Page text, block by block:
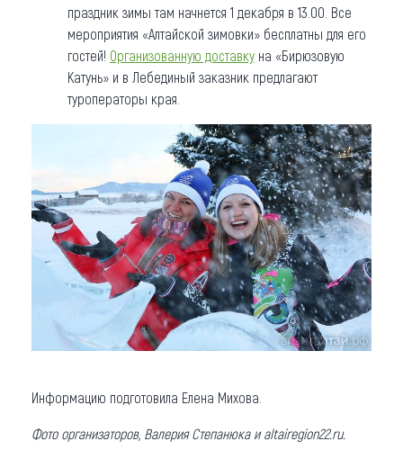
праздник зимы там начнется 1 декабря в 13.00. Все
мероприятия «Алтайской зимовки» бесплатны для его
гостей! Организованную доставку на «Бирюзовую
Катунь» и в Лебединый заказник предлагают
туроператоры края.
Информацию подготовила Елена Михова.
Фото организаторов, Валерия Степанюка и altairegion22.ru.